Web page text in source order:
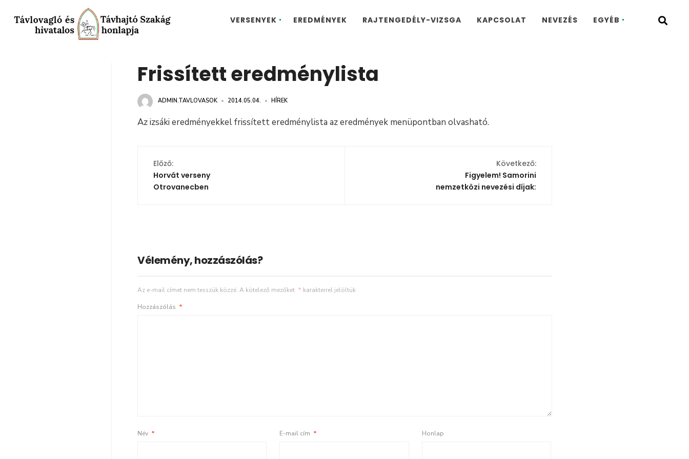
VERSENYEK EREDMÉNYEK RAJTENGEDÉLY-VIZSGA KAPCSOLAT NEVEZÉS EGYÉB
Frissített eredménylista
ADMIN.TAVLOVASOK • 2014.05.04. • HÍREK
Az izsáki eredményekkel frissített eredménylista az eredmények menüpontban olvasható.
Előző:
Horvát verseny
Otrovanecben
Következő:
Figyelem! Samorini
nemzetközi nevezési díjak:
Vélemény, hozzászólás?
Az e-mail címet nem tesszük közzé. A kötelező mezőket * karakterrel jelöltük
Hozzászólás *
Név * E-mail cím * Honlap